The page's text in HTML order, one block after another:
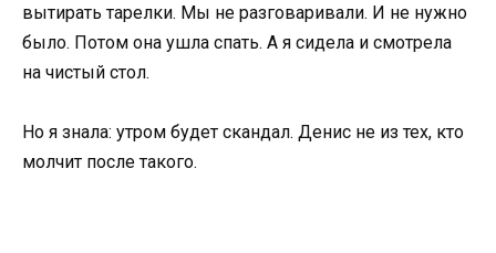
вытирать тарелки. Мы не разговаривали. И не нужно
было. Потом она ушла спать. А я сидела и смотрела
на чистый стол.
Но я знала: утром будет скандал. Денис не из тех, кто
молчит после такого.